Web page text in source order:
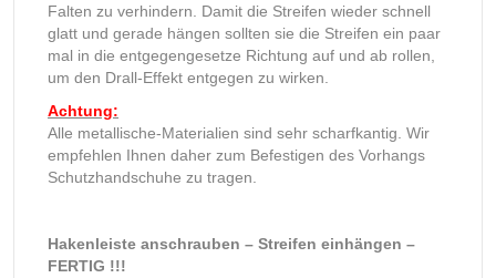
Falten zu verhindern. Damit die Streifen wieder schnell
glatt und gerade hängen sollten sie die Streifen ein paar
mal in die entgegengesetze Richtung auf und ab rollen,
um den Drall-Effekt entgegen zu wirken.
Achtung:
Alle metallische-Materialien sind sehr scharfkantig. Wir
empfehlen Ihnen daher zum Befestigen des Vorhangs
Schutzhandschuhe zu tragen.
Hakenleiste anschrauben – Streifen einhängen –
FERTIG !!!